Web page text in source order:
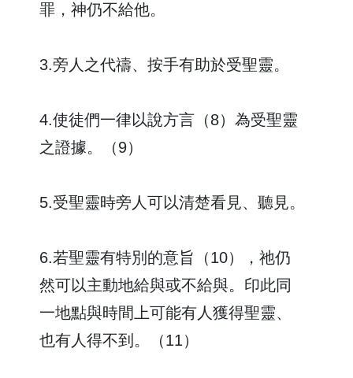
罪，神仍不給他。
3.旁人之代禱、按手有助於受聖靈。
4.使徒們一律以說方言（8）為受聖靈
之證據。（9）
5.受聖靈時旁人可以清楚看見、聽見。
6.若聖靈有特別的意旨（10），祂仍
然可以主動地給與或不給與。印此同
一地點與時間上可能有人獲得聖靈、
也有人得不到。（11）